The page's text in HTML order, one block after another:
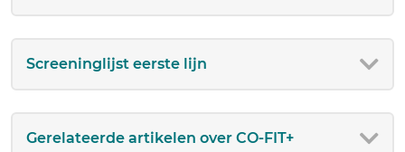
Screeninglijst eerste lijn
Gerelateerde artikelen over CO-FIT+